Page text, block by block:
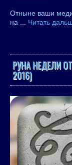
Отныне ваши
на ... Читать
РУНА НЕДЕЛИ
2016)